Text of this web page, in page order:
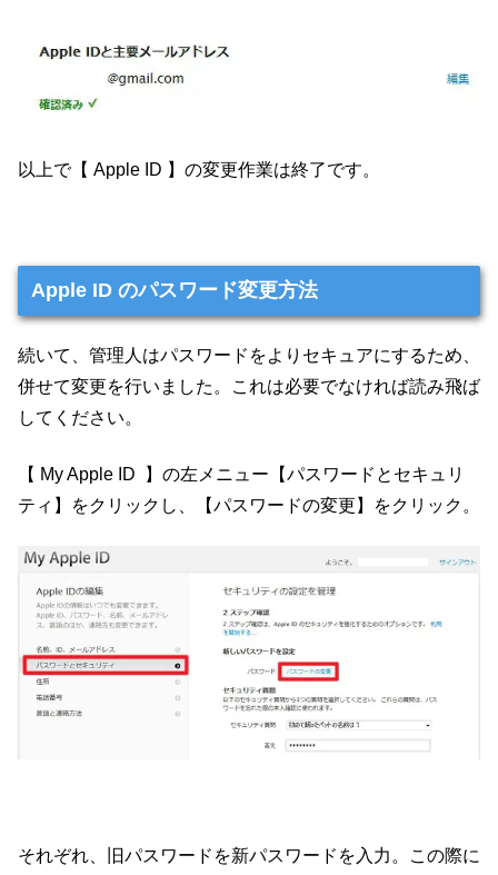
以上で【 Apple ID 】の変更作業は終了です。
Apple ID のパスワード変更方法
続いて、管理人はパスワードをよりセキュアにするため、
併せて変更を行いました。これは必要でなければ読み飛ば
してください。
【 My Apple ID 】の左メニュー【パスワードとセキュリ
ティ】をクリックし、【パスワードの変更】をクリック。
それぞれ、旧パスワードを新パスワードを入力。この際に